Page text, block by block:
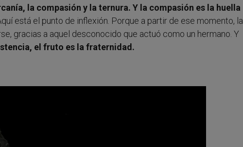
la compasión y la ternura. Y la compasión es la huella
está el punto de inflexión. Porque a partir de ese momento, la
gracias a aquel desconocido que actuó como un hermano. Y
el fruto es la fraternidad.